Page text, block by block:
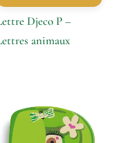
Djeco P –
animaux